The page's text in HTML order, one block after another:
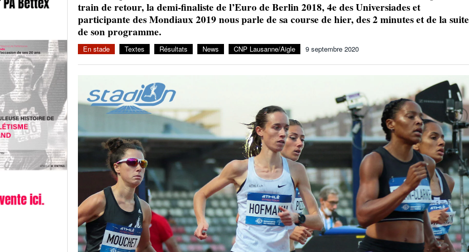
Julien Wanders. Sensibilité, illusions, travail :
une lecture à ne pas manquer ! - 13 décembre
Voir tout
train de retour, la demi-finaliste de l’Euro de Berlin 2018, 4e des Universiades et
participante des Mondiaux 2019 nous parle de sa course de hier, des 2 minutes et de la suite
de son programme.
En stade Textes Résultats News CNP Lausanne/Aigle 9 septembre 2020